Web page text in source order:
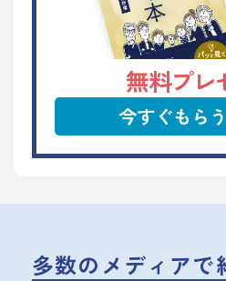
無料プレ
今すぐもらう
多数のメディアで